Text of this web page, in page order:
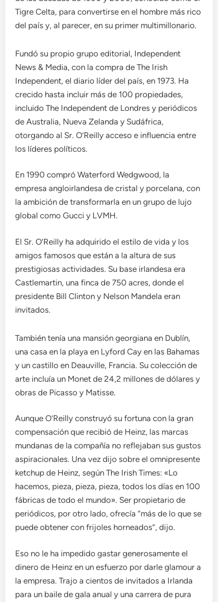
Tigre Celta, para convertirse en el hombre más rico
del país y, al parecer, en su primer multimillonario.
Fundó su propio grupo editorial, Independent
News & Media, con la compra de The Irish
Independent, el diario líder del país, en 1973. Ha
crecido hasta incluir más de 100 propiedades,
incluido The Independent de Londres y periódicos
de Australia, Nueva Zelanda y Sudáfrica,
otorgando al Sr. O’Reilly acceso e influencia entre
los líderes políticos.
En 1990 compró Waterford Wedgwood, la
empresa angloirlandesa de cristal y porcelana, con
la ambición de transformarla en un grupo de lujo
global como Gucci y LVMH.
El Sr. O’Reilly ha adquirido el estilo de vida y los
amigos famosos que están a la altura de sus
prestigiosas actividades. Su base irlandesa era
Castlemartin, una finca de 750 acres, donde el
presidente Bill Clinton y Nelson Mandela eran
invitados.
También tenía una mansión georgiana en Dublín,
una casa en la playa en Lyford Cay en las Bahamas
y un castillo en Deauville, Francia. Su colección de
arte incluía un Monet de 24,2 millones de dólares y
obras de Picasso y Matisse.
Aunque O’Reilly construyó su fortuna con la gran
compensación que recibió de Heinz, las marcas
mundanas de la compañía no reflejaban sus gustos
aspiracionales. Una vez dijo sobre el omnipresente
ketchup de Heinz, según The Irish Times: «Lo
hacemos, pieza, pieza, pieza, todos los días en 100
fábricas de todo el mundo». Ser propietario de
periódicos, por otro lado, ofrecía “más de lo que se
puede obtener con frijoles horneados”, dijo.
Eso no le ha impedido gastar generosamente el
dinero de Heinz en un esfuerzo por darle glamour a
la empresa. Trajo a cientos de invitados a Irlanda
para un baile de gala anual y una carrera de pura